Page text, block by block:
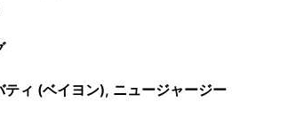
ティ (ベイヨン), ニュージャージー